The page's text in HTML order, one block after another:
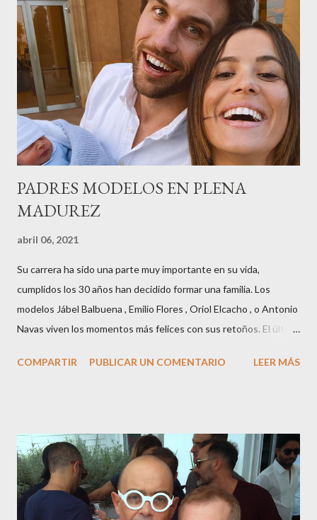
contaba detalles del homenaje en Actualida Rosa en RCE
radio,en el programa que presento todos los jueves de 17 a 18
horas . Carolina y Quionia Pagés Carolina Pagés La cita ,en el
Museu Marítim de BCN ,en las Drassanes reunió a figuras
destacadas del sector,así como clientes, autoridades y medios
de comunicación, en una velada inolvidable bajo el lema “Cien
años peinando almas, creando belleza,i...
PADRES MODELOS EN PLENA
MADUREZ
abril 06, 2021
Su carrera ha sido una parte muy importante en su vida,
cumplidos los 30 años han decidido formar una familia. Los
modelos Jábel Balbuena , Emilio Flores , Oriol Elcacho , o Antonio
Navas viven los momentos más felices con sus retoños. El último
M ateo nació en Barcelona hace poco más de una semana. El top
haciéndole padre de un precioso niño. Marta ha sido toda una
campeona, durante los primeros 3 meses de embarazo tuvo que
guardar reposo debido a un síndrome llamado
“hiperemesisgravídica”.Pasados los meses fatídicos de
COMPARTIR PUBLICAR UN COMENTARIO LEER MÁS